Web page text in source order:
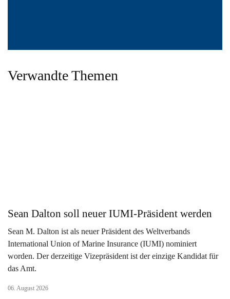
Verwandte Themen
Sean Dalton soll neuer IUMI-Präsident werden
Sean M. Dalton ist als neuer Präsident des Weltverbands
International Union of Marine Insurance (IUMI) nominiert
worden. Der derzeitige Vizepräsident ist der einzige Kandidat für
das Amt.
06. August 2026